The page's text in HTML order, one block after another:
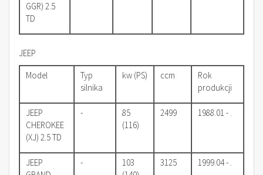
GGR) 2.5
TD
JEEP
Model
Typ
silnika
kw (PS) ccm
Rok
produkcji
JEEP
CHEROKEE
(XJ) 2.5 TD
-
85
(116)
2499 1988.01 - .
JEEP
-
103
3125 1999.04 - .